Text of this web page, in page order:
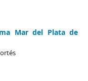
Mar del Plata de